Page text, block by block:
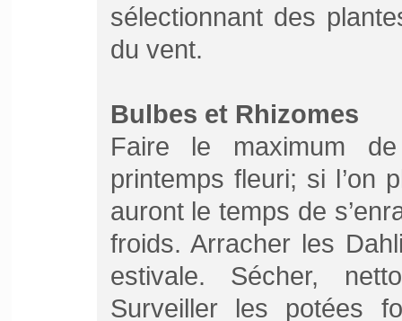
sélectionnant des
du vent.
Bulbes et Rhizomes
Faire le maximum
printemps fleuri; si l’on
auront le temps de
froids. Arracher les
estivale. Sécher,
Surveiller les potées